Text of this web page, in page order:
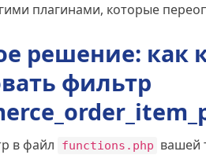
плагинами, которые
решение: как
фильтр
в файл functions.php вашей